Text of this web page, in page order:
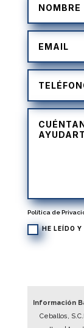
Política de
HE LEÍDO
Información
Ceballos,